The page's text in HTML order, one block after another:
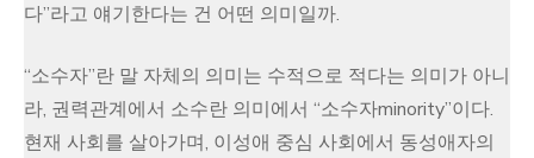
다”라고 얘기한다는 건 어떤 의미일까.
“소수자”란 말 자체의 의미는 수적으로 적다는 의미가 아니
라, 권력관계에서 소수란 의미에서 “소수자minority”이다.
현재 사회를 살아가며, 이성애 중심 사회에서 동성애자의